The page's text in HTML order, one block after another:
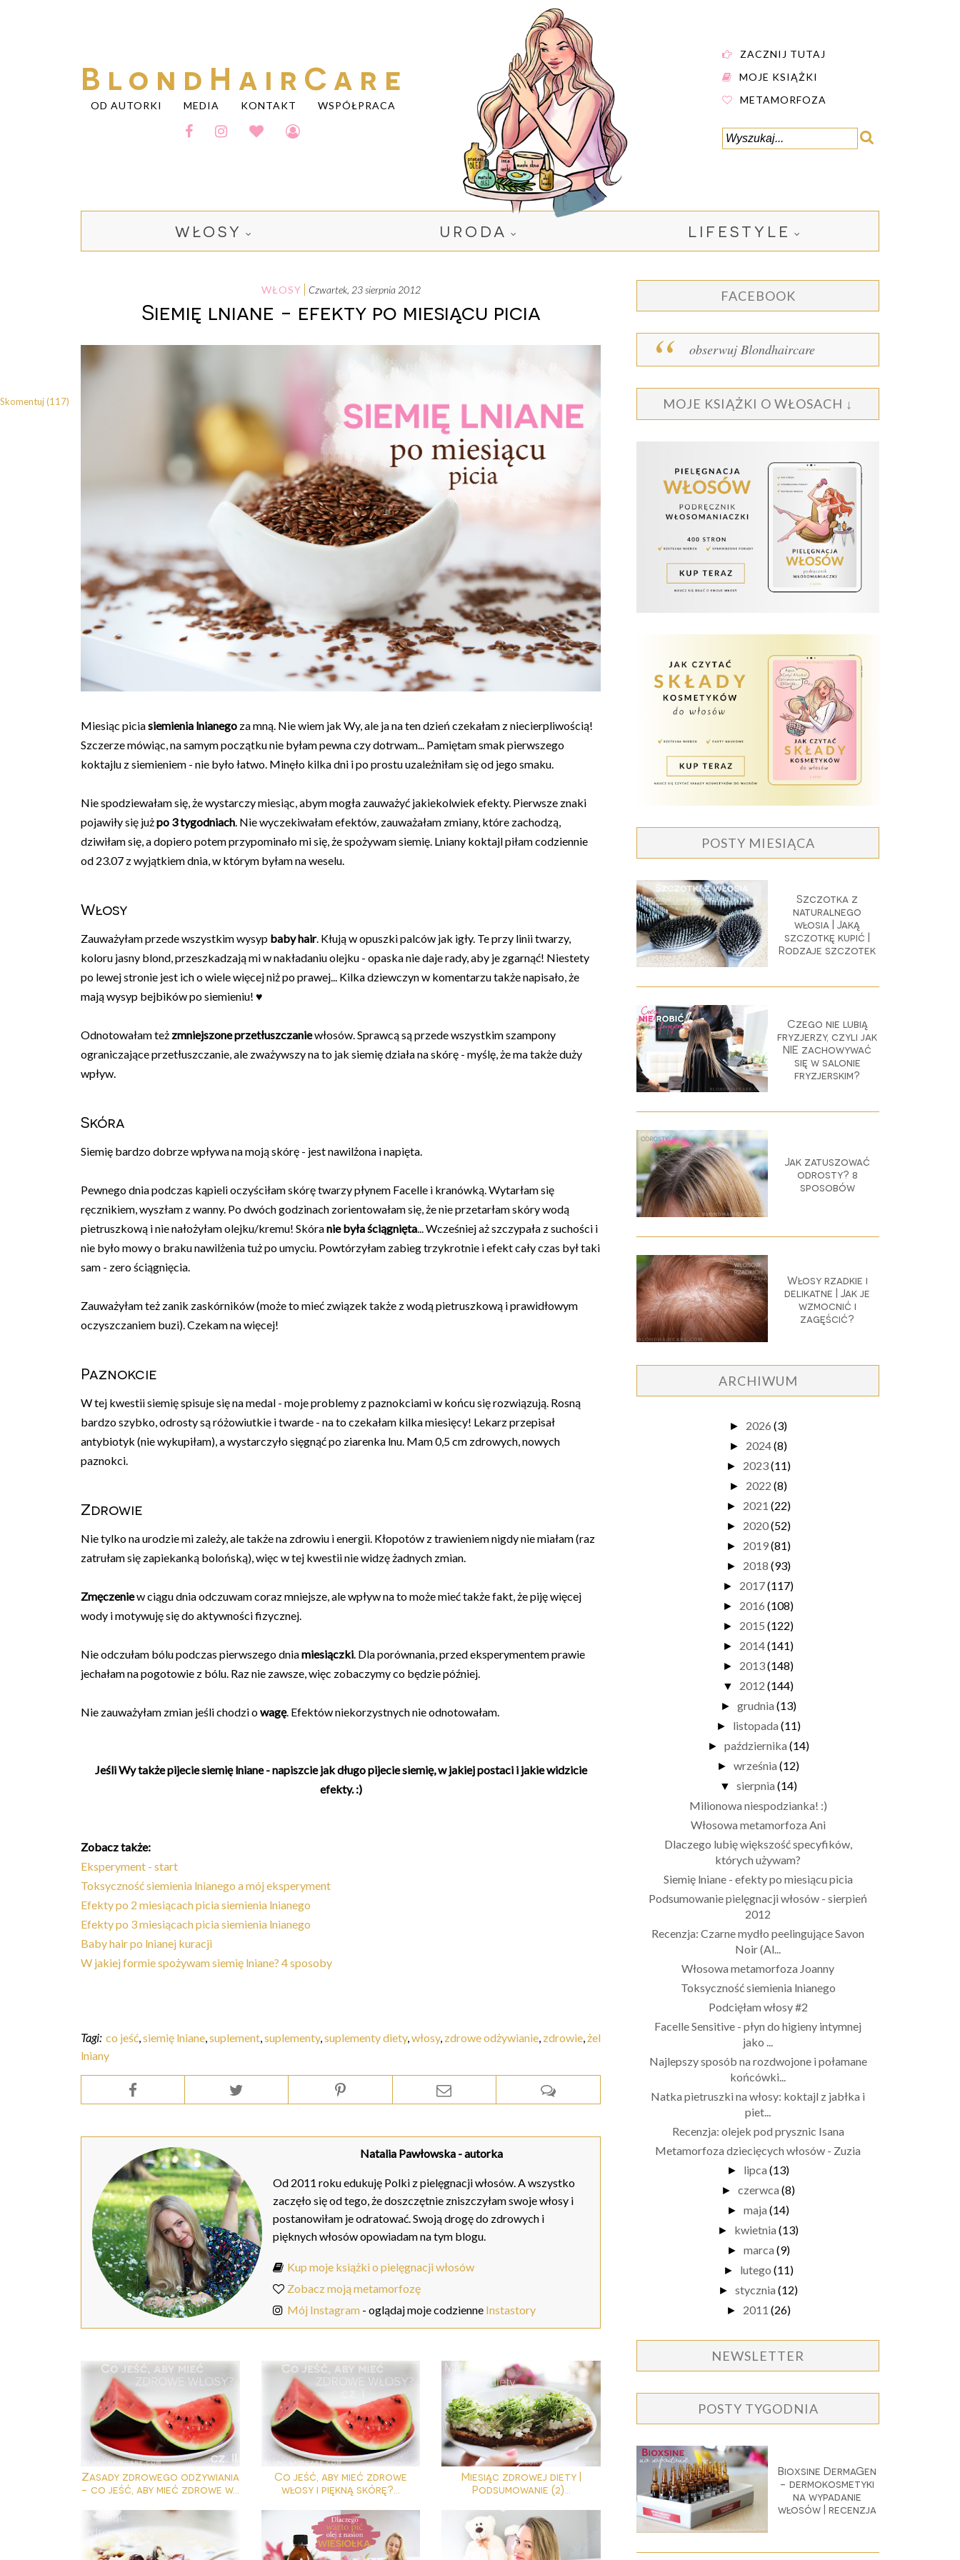
BlondHairCare
OD AUTORKI MEDIA KONTAKT WSPÓŁPRACA
ZACZNIJ TUTAJ
MOJE KSIĄŻKI
METAMORFOZA
WŁOSY URODA LIFESTYLE
WŁOSY czwartek, 23 sierpnia 2012
Siemię lniane - efekty po miesiącu picia
Miesiąc piciasiemienia lnianego za mną. Nie wiem jak Wy, ale ja na ten dzień czekałam z niecierpliwością!
Szczerze mówiąc, na samym początku nie byłam pewna czy dotrwam... Pamiętam smak pierwszego
koktajlu z siemieniem - nie było łatwo. Minęło kilka dni i po prostu uzależniłam się od jego smaku.
Nie spodziewałam się, że wystarczy miesiąc, abym mogła zauważyć jakiekolwiek efekty. Pierwsze znaki
pojawiły się jużpo 3 tygodniach. Nie wyczekiwałam efektów, zauważałam zmiany, które zachodzą,
dziwiłam się, a dopiero potem przypominało mi się, że spożywam siemię. Lniany koktajl piłam codziennie
od 23.07 z wyjątkiem dnia, w którym byłam na weselu.
Włosy
Zauważyłam przede wszystkim wysyp baby hair. Kłują w opuszki palców jak igły. Te przy linii twarzy,
koloru jasny blond, przeszkadzają mi w nakładaniu olejku - opaska nie daje rady, aby je zgarnąć! Niestety
po lewej stronie jest ich o wiele więcej niż po prawej... Kilka dziewczyn w komentarzu także napisało, że
mają wysyp bejbików po siemieniu! ♥
Odnotowałam też zmniejszone przetłuszczaniewłosów. Sprawcą są przede wszystkim szampony
ograniczające przetłuszczanie, ale zważywszy na to jak siemię działa na skórę - myślę, że ma także duży
wpływ.
Skóra
Siemię bardzo dobrze wpływa na moją skórę - jest nawilżona i napięta.
Pewnego dnia podczas kąpieli oczyściłam skórę twarzy płynem Facelle i kranówką. Wytarłam się
ręcznikiem, wyszłam z wanny. Po dwóch godzinach zorientowałam się, że nie przetarłam skóry wodą
pietruszkową i nie nałożyłam olejku/kremu! Skóranie była ściągnięta... Wcześniej aż szczypała z suchości i
nie było mowy o braku nawilżenia tuż po umyciu. Powtórzyłam zabieg trzykrotnie i efekt cały czas był taki
sam - zero ściągnięcia.
Zauważyłam też zanik zaskórników (może to mieć związek także z wodą pietruszkową i prawidłowym
oczyszczaniem buzi). Czekam na więcej!
Paznokcie
W tej kwestii siemię spisuje się na medal - moje problemy z paznokciami w końcu się rozwiązują. Rosną
bardzo szybko, odrosty są różowiutkie i twarde - na to czekałam kilka miesięcy! Lekarz przepisał
antybiotyk (nie wykupiłam), a wystarczyło sięgnąć po ziarenka lnu. Mam 0,5 cm zdrowych, nowych
paznokci.
Zdrowie
Nie tylko na urodzie mi zależy, ale także na zdrowiu i energii. Kłopotów z trawieniem nigdy nie miałam (raz
zatrułam się zapiekanką bolońską), więc w tej kwestii nie widzę żadnych zmian.
Zmęczeniew ciągu dnia odczuwam coraz mniejsze, ale wpływ na to może mieć także fakt, że piję więcej
wody i motywuję się do aktywności fizycznej.
Nie odczułam bólu podczas pierwszego dniamiesiączki. Dla porównania, przed eksperymentem prawie
jechałam na pogotowie z bólu. Raz nie zawsze, więc zobaczymy co będzie później.
Nie zauważyłam zmian jeśli chodzi owagę. Efektów niekorzystnych nie odnotowałam.
Jeśli Wy także pijecie siemię lniane - napiszcie jak długo pijecie siemię, w jakiej postaci i jakie widzicie
efekty. :)
Zobacz także:
Eksperyment - start
Toksyczność siemienia lnianego a mój eksperyment
Efekty po 2 miesiącach picia siemienia lnianego
Efekty po 3 miesiącach picia siemienia lnianego
Baby hair po lnianej kuracji
W jakiej formie spożywam siemię lniane? 4 sposoby
Tagi: co jeść,siemię lniane,suplement,suplementy,suplementy diety,włosy, zdrowe odżywianie, zdrowie,żel
lniany
Skomentuj (117)
Natalia Pawłowska- autorka
Od 2011 roku edukuję Polki z pielęgnacji włosów. A wszystko
zaczęło się od tego, że doszczętnie zniszczyłam swoje włosy i
postanowiłam je odratować. Swoją drogę do zdrowych i
pięknych włosów opowiadam na tym blogu.
Kup moje książki o pielęgnacji włosów
Zobacz moją metamorfozę
Mój Instagram - oglądaj moje codzienne Instastory
Zasady zdrowego odżywiania
- co jeść, aby mieć zdrowe w...
Co jeść, aby mieć zdrowe
włosy i piękną skórę?...
Miesiąc zdrowej diety |
Podsumowanie (2)...
FACEBOOK
obserwuj Blondhaircare
MOJE KSIĄŻKI O WŁOSACH ↓
POSTY MIESIĄCA
Szczotka z
naturalnego
włosia | Jaką
szczotkę kupić |
Rodzaje szczotek
Czego nie lubią
fryzjerzy, czyli jak
NIE zachowywać
się w salonie
fryzjerskim?
Jak zatuszować
odrosty? 8
sposobów
Włosy rzadkie i
delikatne | Jak je
wzmocnić i
zagęścić?
ARCHIWUM
► 2026 (3)
► 2024(8)
► 2023(11)
► 2022 (8)
► 2021 (22)
► 2020(52)
► 2019(81)
► 2018 (93)
► 2017(117)
► 2016 (108)
► 2015 (122)
► 2014(141)
► 2013(148)
▼ 2012 (144)
► grudnia (13)
► listopada (11)
► października (14)
► września (12)
▼ sierpnia (14)
Milionowa niespodzianka! :)
Włosowa metamorfoza Ani
Dlaczego lubię większość specyfików,
których używam?
Siemię lniane - efekty po miesiącu picia
Podsumowanie pielęgnacji włosów - sierpień
2012
Recenzja: Czarne mydło peelingujące Savon
Noir (Al...
Włosowa metamorfoza Joanny
Toksyczność siemienia lnianego
Podcięłam włosy #2
Facelle Sensitive - płyn do higieny intymnej
jako ...
Najlepszy sposób na rozdwojone i połamane
końcówki...
Natka pietruszki na włosy: koktajl z jabłka i
piet...
Recenzja: olejek pod prysznic Isana
Metamorfoza dziecięcych włosów - Zuzia
► lipca (13)
► czerwca (8)
► maja (14)
► kwietnia (13)
► marca (9)
► lutego (11)
► stycznia (12)
► 2011 (26)
NEWSLETTER
POSTY TYGODNIA
Bioxsine DermaGen
- dermokosmetyki
na wypadanie
włosów | recenzja